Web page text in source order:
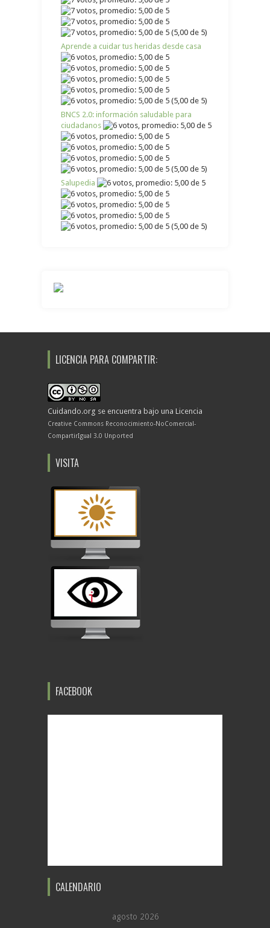
(5,00 de 5)
Aprende a cuidar tus heridas desde casa
(5,00 de 5)
BNCS 2.0: información saludable para
ciudadanos
(5,00 de 5)
Salupedia
(5,00 de 5)
LICENCIA PARA COMPARTIR:
Cuidando.org se encuentra bajo una Licencia
Creative Commons Reconocimiento-NoComercial-
CompartirIgual 3.0 Unported
VISITA
FACEBOOK
CALENDARIO
agosto 2026